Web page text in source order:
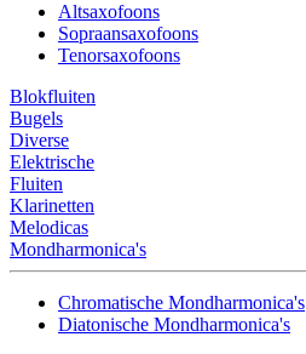
Altsaxofoons
Sopraansaxofoons
Tenorsaxofoons
Blokfluiten
Bugels
Diverse
Elektrische
Fluiten
Klarinetten
Melodicas
Mondharmonica's
Chromatische Mondharmonica's
Diatonische Mondharmonica's